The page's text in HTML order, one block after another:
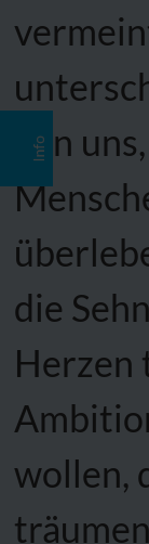
von
die
Herzen
wollen,